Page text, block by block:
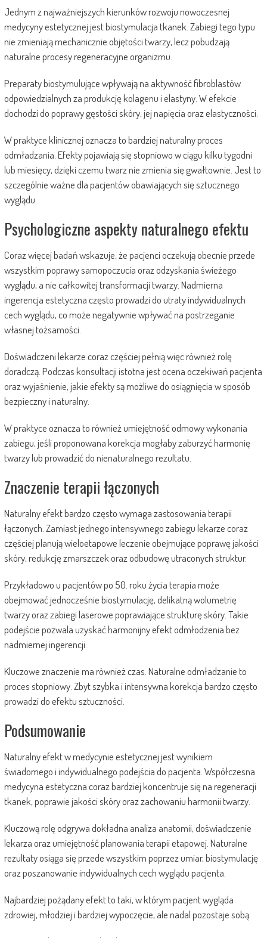
Jednym z najważniejszych kierunków rozwoju nowoczesnej
medycyny estetycznej jest biostymulacja tkanek. Zabiegi tego typu
nie zmieniają mechanicznie objętości twarzy, lecz pobudzają
naturalne procesy regeneracyjne organizmu.
Preparaty biostymulujące wpływają na aktywność fibroblastów
odpowiedzialnych za produkcję kolagenu i elastyny. W efekcie
dochodzi do poprawy gęstości skóry, jej napięcia oraz elastyczności.
W praktyce klinicznej oznacza to bardziej naturalny proces
odmładzania. Efekty pojawiają się stopniowo w ciągu kilku tygodni
lub miesięcy, dzięki czemu twarz nie zmienia się gwałtownie. Jest to
szczególnie ważne dla pacjentów obawiających się sztucznego
wyglądu.
Psychologiczne aspekty naturalnego efektu
Coraz więcej badań wskazuje, że pacjenci oczekują obecnie przede
wszystkim poprawy samopoczucia oraz odzyskania świeżego
wyglądu, a nie całkowitej transformacji twarzy. Nadmierna
ingerencja estetyczna często prowadzi do utraty indywidualnych
cech wyglądu, co może negatywnie wpływać na postrzeganie
własnej tożsamości.
Doświadczeni lekarze coraz częściej pełnią więc również rolę
doradczą. Podczas konsultacji istotna jest ocena oczekiwań pacjenta
oraz wyjaśnienie, jakie efekty są możliwe do osiągnięcia w sposób
bezpieczny i naturalny.
W praktyce oznacza to również umiejętność odmowy wykonania
zabiegu, jeśli proponowana korekcja mogłaby zaburzyć harmonię
twarzy lub prowadzić do nienaturalnego rezultatu.
Znaczenie terapii łączonych
Naturalny efekt bardzo często wymaga zastosowania terapii
łączonych. Zamiast jednego intensywnego zabiegu lekarze coraz
częściej planują wieloetapowe leczenie obejmujące poprawę jakości
skóry, redukcję zmarszczek oraz odbudowę utraconych struktur.
Przykładowo u pacjentów po 50. roku życia terapia może
obejmować jednocześnie biostymulację, delikatną wolumetrię
twarzy oraz zabiegi laserowe poprawiające strukturę skóry. Takie
podejście pozwala uzyskać harmonijny efekt odmłodzenia bez
nadmiernej ingerencji.
Kluczowe znaczenie ma również czas. Naturalne odmładzanie to
proces stopniowy. Zbyt szybka i intensywna korekcja bardzo często
prowadzi do efektu sztuczności.
Podsumowanie
Naturalny efekt w medycynie estetycznej jest wynikiem
świadomego i indywidualnego podejścia do pacjenta. Współczesna
medycyna estetyczna coraz bardziej koncentruje się na regeneracji
tkanek, poprawie jakości skóry oraz zachowaniu harmonii twarzy.
Kluczową rolę odgrywa dokładna analiza anatomii, doświadczenie
lekarza oraz umiejętność planowania terapii etapowej. Naturalne
rezultaty osiąga się przede wszystkim poprzez umiar, biostymulację
oraz poszanowanie indywidualnych cech wyglądu pacjenta.
Najbardziej pożądany efekt to taki, w którym pacjent wygląda
zdrowiej, młodziej i bardziej wypoczęcie, ale nadal pozostaje sobą.